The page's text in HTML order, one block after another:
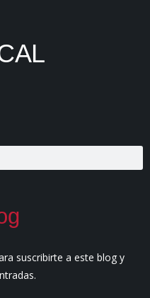
suscribirte a este blog y